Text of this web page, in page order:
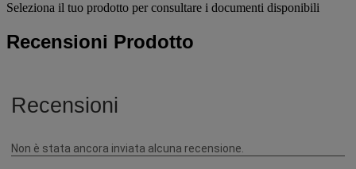
Seleziona il tuo prodotto per consultare i documenti disponibili
Recensioni Prodotto